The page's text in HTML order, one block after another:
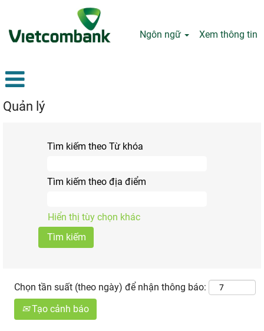
Ngôn ngữ Xem thông tin
Quản lý
Tìm kiếm theo Từ khóa
Tìm kiếm theo địa điểm
Hiển thị tùy chọn khác
Chọn tần suất (theo ngày) để nhận thông báo:
Tạo cảnh báo